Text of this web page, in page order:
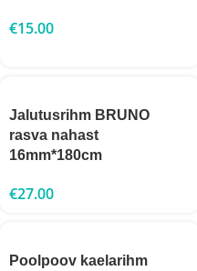
€15.00
Jalutusrihm BRUNO
rasva nahast
16mm*180cm
€27.00
Poolpoov kaelarihm